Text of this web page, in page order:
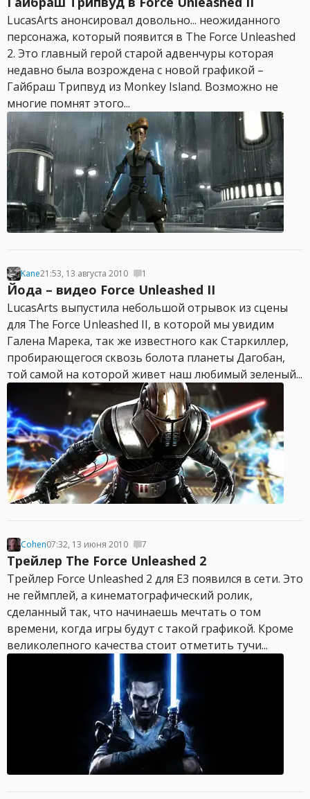
LucasArts анонсировал довольно... неожиданного
персонажа, который появится в The Force Unleashed
2. Это главный герой старой адвенчуры которая
недавно была возрождена с новой графикой –
Гайбраш Трипвуд из Monkey Island. Возможно не
многие помнят этого...
Kane21:53, 13 августа 2010 1
Йода – видео Force Unleashed II
LucasArts выпустила небольшой отрывок из сцены
для The Force Unleashed II, в которой мы увидим
Галена Марека, так же известного как Старкиллер,
пробирающегося сквозь болота планеты Дагобан,
той самой на которой живет наш любимый зеленый...
Cohen07:32, 13 июня 2010 7
Трейлер The Force Unleashed 2
Трейлер Force Unleashed 2 для E3 появился в сети. Это
не геймплей, а кинематографический ролик,
сделанный так, что начинаешь мечтать о том
времени, когда игры будут с такой графикой. Кроме
великолепного качества стоит отметить тучи...